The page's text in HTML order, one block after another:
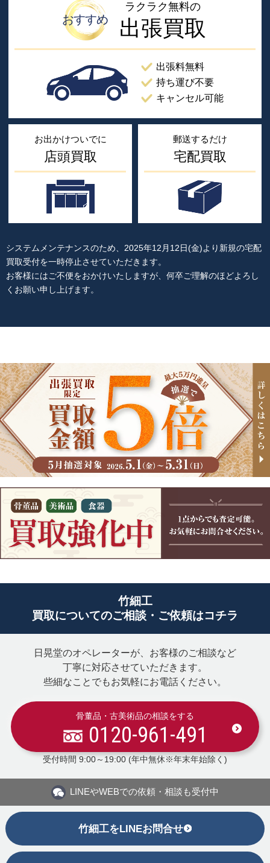
お出かけついでに
店頭買取
おすすめ
ラクラク無料の
出張買取
出張料無料
持ち運び不要
キャンセル可能
郵送するだけ
宅配買取
システムメンテナンスのため、2025年12月12日(金)より新規の宅配
買取受付を一時停止させていただきます。
お客様にはご不便をおかけいたしますが、何卒ご理解のほどよろし
くお願い申し上げます。
竹細工
買取についてのご相談・ご依頼はコチラ
日晃堂のオペレーターが、お客様のご相談など
丁寧に対応させていただきます。
些細なことでもお気軽にお電話ください。
骨董品・古美術品の相談をする
0120-961-491
受付時間 9:00～19:00 (年中無休※年末年始除く)
LINEやWEBでの依頼・相談も受付中
竹細工をLINEお問合せ